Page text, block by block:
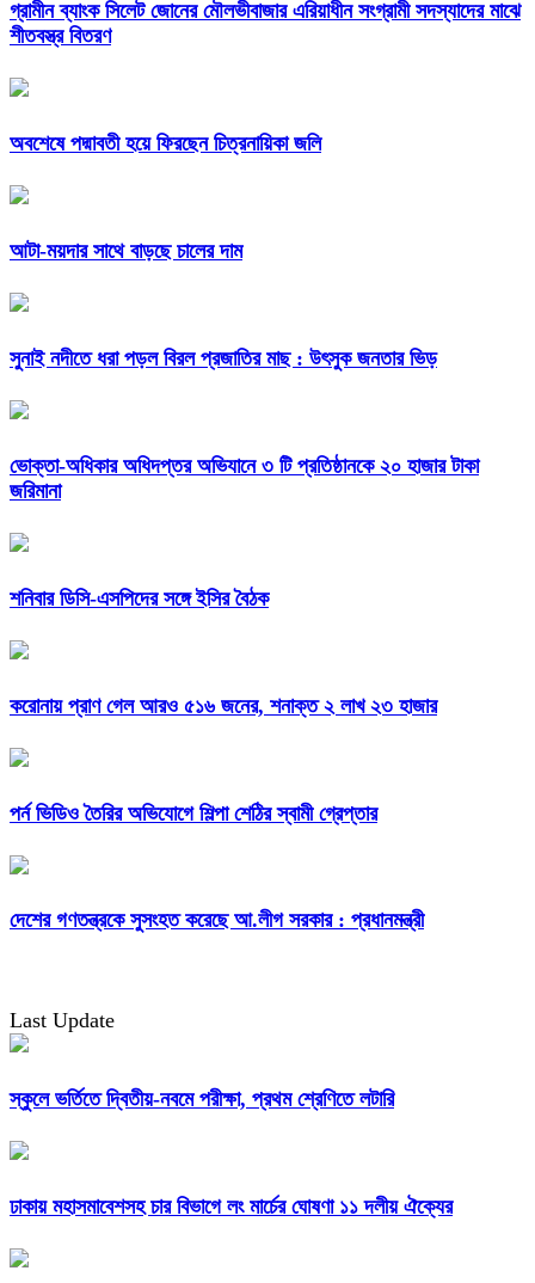
গ্রামীন ব্যাংক সিলেট জোনের মৌলভীবাজার এরিয়াধীন সংগ্রামী সদস্যাদের মাঝে
শীতবস্ত্র বিতরণ
অবশেষে পদ্মাবতী হয়ে ফিরছেন চিত্রনায়িকা জলি
আটা-ময়দার সাথে বাড়ছে চালের দাম
সুনাই নদীতে ধরা পড়ল বিরল প্রজাতির মাছ : উৎসুক জনতার ভিড়
ভোক্তা-অধিকার অধিদপ্তর অভিযানে ৩ টি প্রতিষ্ঠানকে ২০ হাজার টাকা
জরিমানা
শনিবার ডিসি-এসপিদের সঙ্গে ইসির বৈঠক
করোনায় প্রাণ গেল আরও ৫১৬ জনের, শনাক্ত ২ লাখ ২৩ হাজার
পর্ন ভিডিও তৈরির অভিযোগে শিল্পা শেঠির স্বামী গ্রেপ্তার
দেশের গণতন্ত্রকে সুসংহত করেছে আ.লীগ সরকার : প্রধানমন্ত্রী
Last Update
স্কুলে ভর্তিতে দ্বিতীয়-নবমে পরীক্ষা, প্রথম শ্রেণিতে লটারি
ঢাকায় মহাসমাবেশসহ চার বিভাগে লং মার্চের ঘোষণা ১১ দলীয় ঐক্যের